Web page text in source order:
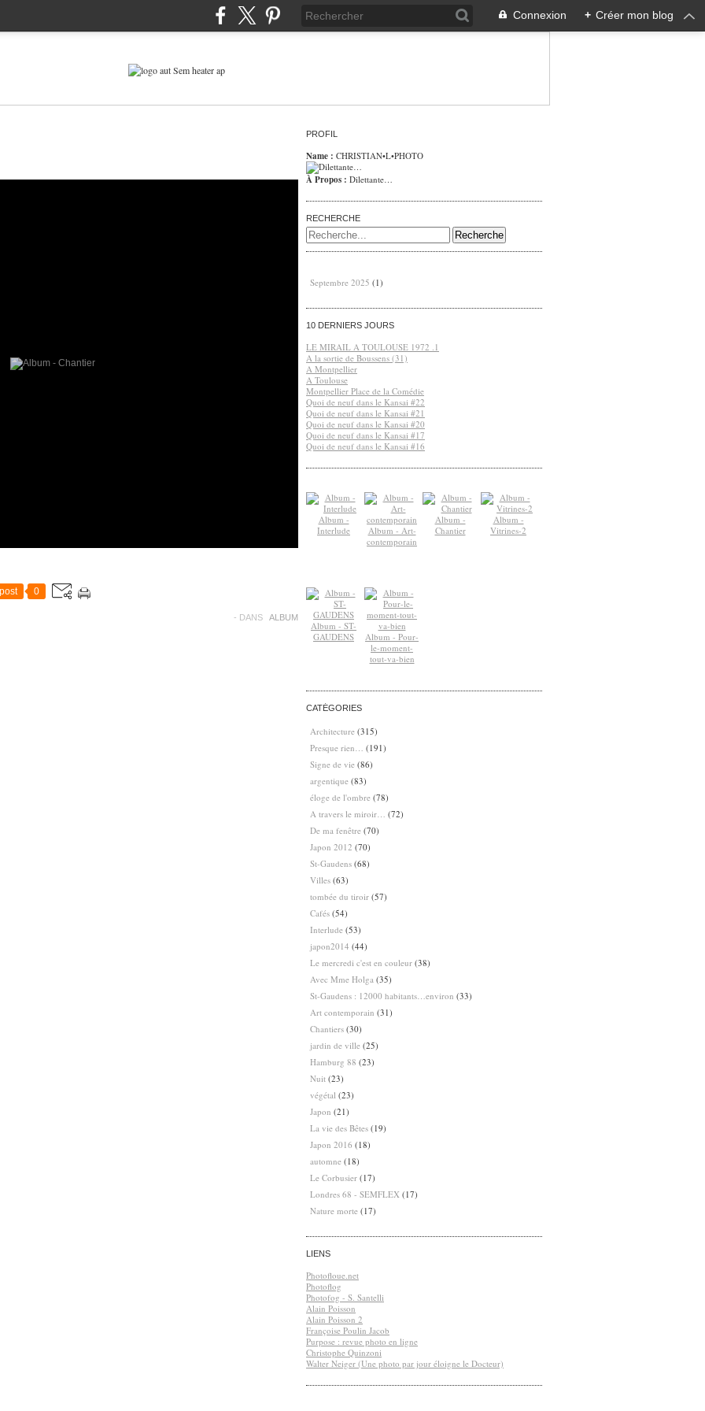
Connexion + Créer mon blog
0
- DANS ALBUM
PROFIL
Name : CHRISTIAN•L•PHOTO
À Propos : Dilettante…
RECHERCHE
Septembre 2025 (1)
10 DERNIERS JOURS
LE MIRAIL A TOULOUSE 1972 .1
A la sortie de Boussens (31)
A Montpellier
A Toulouse
Montpellier Place de la Comédie
Quoi de neuf dans le Kansai #22
Quoi de neuf dans le Kansai #21
Quoi de neuf dans le Kansai #20
Quoi de neuf dans le Kansai #17
Quoi de neuf dans le Kansai #16
Album -
Interlude
Album - Art-
contemporain
Album -
Chantier
Album -
Vitrines-2
Album - ST-
GAUDENS
Album - Pour-
le-moment-
tout-va-bien
CATÉGORIES
Architecture (315)
Presque rien…
(191)
Signe de vie (86)
argentique (83)
éloge de l'ombre (78)
A travers le miroir…
(72)
De ma fenêtre (70)
Japon 2012 (70)
St-Gaudens (68)
Villes (63)
tombée du tiroir (57)
Cafés (54)
Interlude (53)
japon2014 (44)
Le mercredi c'est en couleur (38)
Avec Mme Holga (35)
St-Gaudens : 12000 habitants…environ (33)
Art contemporain (31)
Chantiers (30)
jardin de ville (25)
Hamburg 88 (23)
Nuit (23)
végétal (23)
Japon (21)
La vie des Bêtes (19)
Japon 2016 (18)
automne (18)
Le Corbusier (17)
Londres 68 - SEMFLEX (17)
Nature morte (17)
LIENS
Photofloue.net
Photoflog
Photofog - S. Santelli
Alain Poisson
Alain Poisson 2
Françoise Poulin Jacob
Purpose : revue photo en ligne
Christophe Quinzoni
Walter Neiger (Une photo par jour éloigne le Docteur)